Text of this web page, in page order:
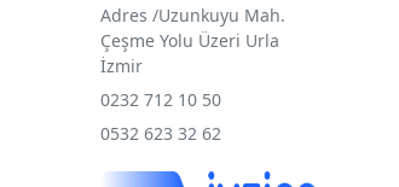
Adres /Uzunkuyu Mah.
Çeşme Yolu Üzeri Urla
İzmir
0232 712 10 50
0532 623 32 62